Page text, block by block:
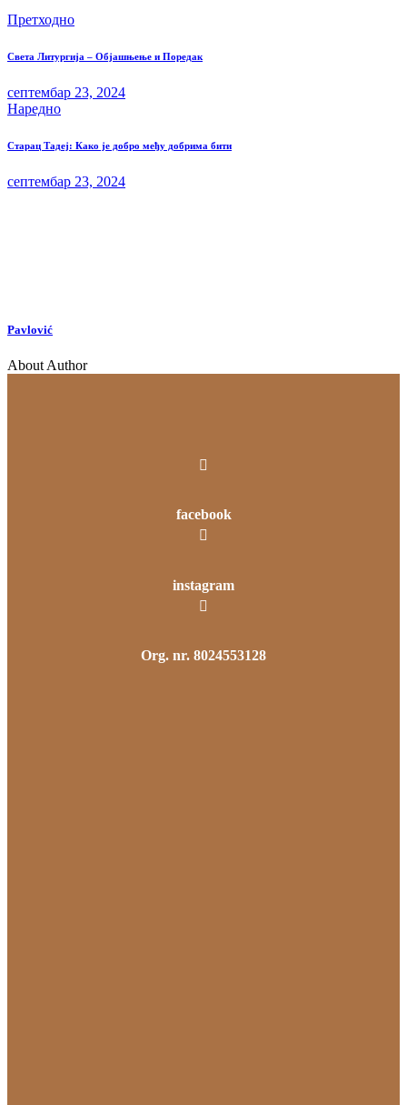
Претходно
Света Литургија – Објашњење и Поредак
септембар 23, 2024
Наредно
Старац Тадеј: Како је добро међу добрима бити
септембар 23, 2024
Pavlović
About Author
facebook
instagram
Org. nr. 8024553128